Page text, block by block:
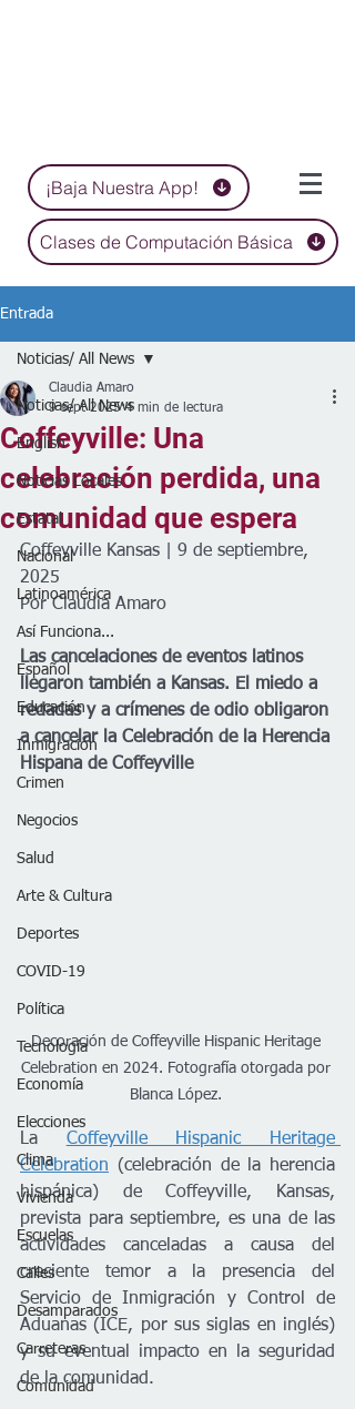
¡Baja Nuestra App!
Clases de Computación Básica
Entrada
Noticias/ All News
English
Noticias Locales
Estatal
Nacional
Latinoamérica
Así Funciona...
Español
Educación
Inmigración
Crimen
Negocios
Salud
Arte & Cultura
Deportes
COVID-19
Política
Tecnología
Economía
Elecciones
Clima
Vivienda
Escuelas
Calles
Desamparados
Carreteras
Comunidad
Noticias/ All News
Coffeyville: Una
celebración perdida, una
comunidad que espera
Claudia Amaro
9 sept 2025 4 min de lectura
Coffeyville Kansas | 9 de septiembre,
2025
Por Claudia Amaro
Las cancelaciones de eventos latinos
llegaron también a Kansas. El miedo a
redadas y a crímenes de odio obligaron
a cancelar la Celebración de la Herencia
Hispana de Coffeyville
Decoración de Coffeyville Hispanic Heritage
Celebration en 2024. Fotografía otorgada por
Blanca López.
La Coffeyville Hispanic Heritage
Celebration (celebración de la herencia
hispánica) de Coffeyville, Kansas,
prevista para septiembre, es una de las
actividades canceladas a causa del
creciente temor a la presencia del
Servicio de Inmigración y Control de
Aduanas (ICE, por sus siglas en inglés)
y su eventual impacto en la seguridad
de la comunidad.